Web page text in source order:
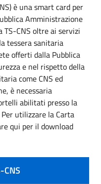
è una smart card per
Amministrazione
CNS oltre ai servizi
tessera sanitaria
offerti dalla Pubblica
e nel rispetto della
come CNS ed
è necessaria
abilitati presso la
utilizzare la Carta
qui per il download
CNS